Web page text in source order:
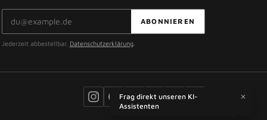
E-Mail-Adresse ABONNIEREN
Jederzeit abbestellbar. Datenschutzerklärung.
Frag direkt unseren KI-
Assistenten